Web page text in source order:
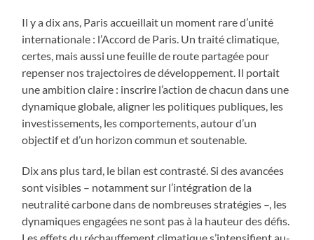
Il y a dix ans, Paris accueillait un moment rare d’unité
internationale : l’Accord de Paris. Un traité climatique,
certes, mais aussi une feuille de route partagée pour
repenser nos trajectoires de développement. Il portait
une ambition claire : inscrire l’action de chacun dans une
dynamique globale, aligner les politiques publiques, les
investissements, les comportements, autour d’un
objectif et d’un horizon commun et soutenable.
Dix ans plus tard, le bilan est contrasté. Si des avancées
sont visibles – notamment sur l’intégration de la
neutralité carbone dans de nombreuses stratégies –, les
dynamiques engagées ne sont pas à la hauteur des défis.